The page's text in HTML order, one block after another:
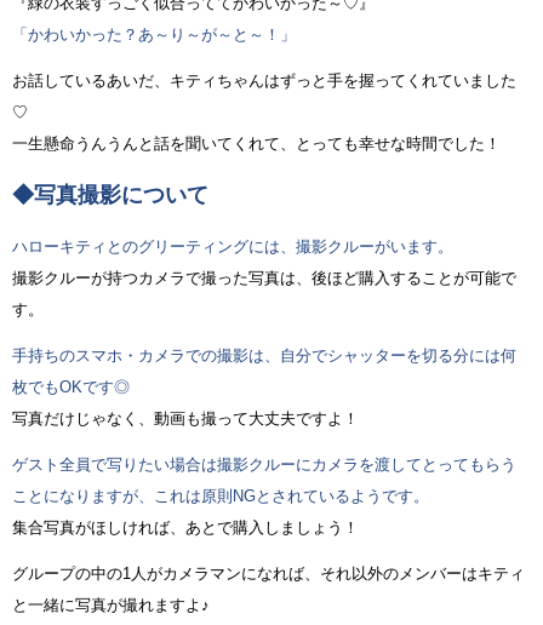
「かわいかった？あ～り～が～と～！」
お話しているあいだ、キティちゃんはずっと手を握ってくれていました
♡
一生懸命うんうんと話を聞いてくれて、とっても幸せな時間でした！
◆写真撮影について
ハローキティとのグリーティングには、撮影クルーがいます。
撮影クルーが持つカメラで撮った写真は、後ほど購入することが可能で
す。
手持ちのスマホ・カメラでの撮影は、自分でシャッターを切る分には何
枚でもOKです◎
写真だけじゃなく、動画も撮って大丈夫ですよ！
ゲスト全員で写りたい場合は撮影クルーにカメラを渡してとってもらう
ことになりますが、これは原則NGとされているようです。
集合写真がほしければ、あとで購入しましょう！
グループの中の1人がカメラマンになれば、それ以外のメンバーはキティ
と一緒に写真が撮れますよ♪